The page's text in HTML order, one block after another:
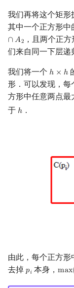
我们再将这个矩形
其中一个正方形中
∩𝐴2 ，且两个正
们来自同一下层递
我们将一个 ℎ × ℎ
h ×h
形．可以发现，每
方形中任意两点最
于 ℎ
h ．
由此，每个正方形
去掉 𝑝𝑖
pi 本身，max
max